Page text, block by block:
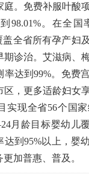
庭。免费补服叶酸
98.01%。在全
盖全省所有孕产妇
期诊治。艾滋病、
率达到99%。免费
，更多适龄妇女
实现全省56个国
月龄目标婴幼儿
达到95%以上，婴
加普惠、普及。